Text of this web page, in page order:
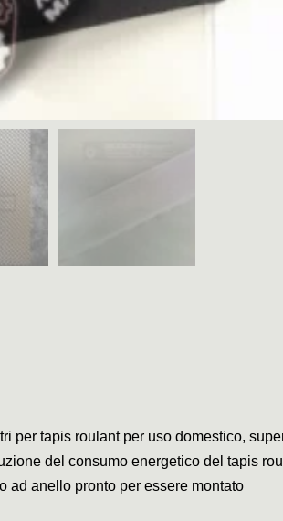
per tapis roulant per uso domestico,
del consumo energetico del tapis
ad anello pronto per essere montato